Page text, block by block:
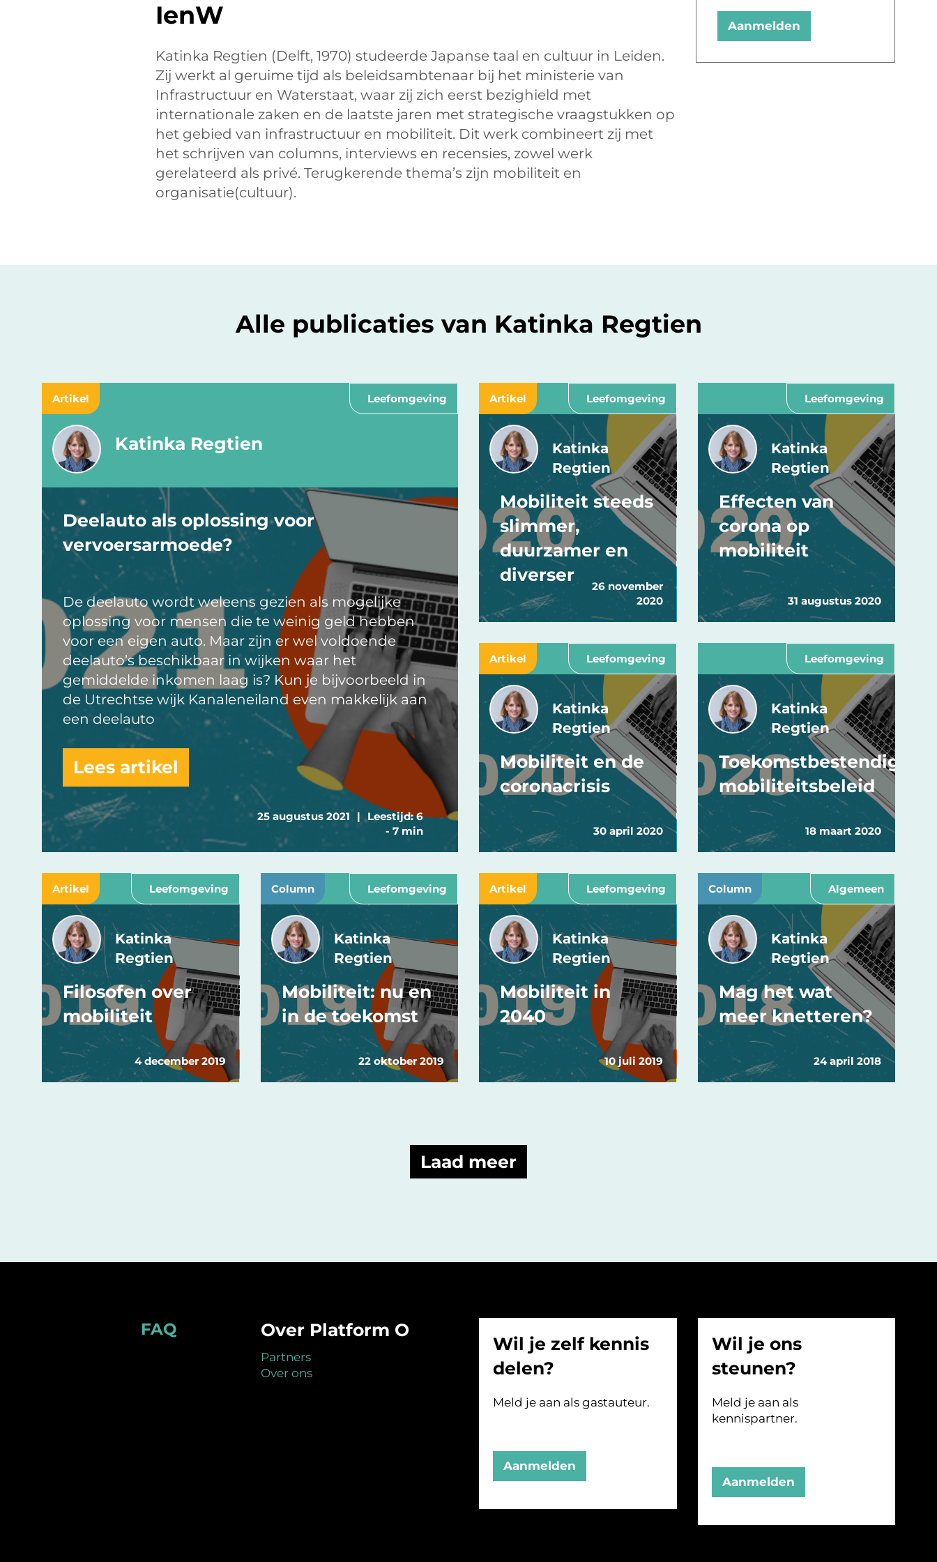
IenW
Katinka Regtien (Delft, 1970) studeerde Japanse taal en cultuur in Leiden.
Zij werkt al geruime tijd als beleidsambtenaar bij het ministerie van
Infrastructuur en Waterstaat, waar zij zich eerst bezighield met
internationale zaken en de laatste jaren met strategische vraagstukken op
het gebied van infrastructuur en mobiliteit. Dit werk combineert zij met
het schrijven van columns, interviews en recensies, zowel werk
gerelateerd als privé. Terugkerende thema’s zijn mobiliteit en
organisatie(cultuur).
Aanmelden
Alle publicaties van Katinka Regtien
Artikel Leefomgeving
25 augustus 2021 |
Leestijd: 6
- 7 min
Katinka Regtien
Deelauto als oplossing voor
vervoersarmoede?
De deelauto wordt weleens gezien als mogelijke
oplossing voor mensen die te weinig geld hebben
voor een eigen auto. Maar zijn er wel voldoende
deelauto’s beschikbaar in wijken waar het
gemiddelde inkomen laag is? Kun je bijvoorbeeld in
de Utrechtse wijk Kanaleneiland even makkelijk aan
een deelauto
Lees artikel
Artikel Leefomgeving
26 november
2020
Katinka
Regtien
Mobiliteit steeds
slimmer,
duurzamer en
diverser
Leefomgeving
31 augustus 2020
Katinka
Regtien
Effecten van
corona op
mobiliteit
Artikel Leefomgeving
30 april 2020
Katinka
Regtien
Mobiliteit en de
coronacrisis
Leefomgeving
18 maart 2020
Katinka
Regtien
Toekomstbestendig
mobiliteitsbeleid
Artikel Leefomgeving
4 december 2019
Katinka
Regtien
Filosofen over
mobiliteit
Column Leefomgeving
22 oktober 2019
Katinka
Regtien
Mobiliteit: nu en
in de toekomst
Artikel Leefomgeving
10 juli 2019
Katinka
Regtien
Mobiliteit in
2040
Column Algemeen
24 april 2018
Katinka
Regtien
Mag het wat
meer knetteren?
Laad meer
FAQ Over Platform O
Partners
Over ons
Wil je zelf kennis
delen?
Meld je aan als gastauteur.
Aanmelden
Wil je ons
steunen?
Meld je aan als
kennispartner.
Aanmelden